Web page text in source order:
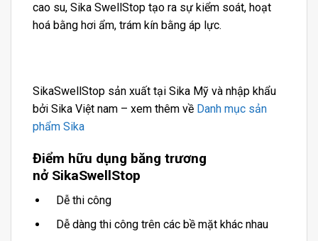
cao su, Sika SwellStop tạo ra sự kiểm soát, hoạt
hoá bằng hơi ẩm, trám kín bằng áp lực.
SikaSwellStop sản xuất tại Sika Mỹ và nhập khẩu
bởi Sika Việt nam – xem thêm về Danh mục sản
phẩm Sika
Điểm hữu dụng băng trương
nở SikaSwellStop
Dễ thi công
Dễ dàng thi công trên các bề mặt khác nhau